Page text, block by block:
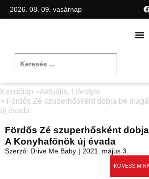
2026. 08. 09. vasárnap
Kezdőlap >Aktuális,
Lifestyle
> Fördős Zé szuperhősként dobja be
új évada
Fördős Zé szuperhősként
A Konyhafőnök új évada
Szerző: Drive Me Baby | 2021. május 3.
KÖVESS